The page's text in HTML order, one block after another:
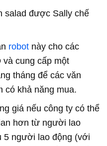
salad được Sally chế
robot này cho các
cung cấp một
tháng để các văn
có khả năng mua.
giá nếu công ty có thể
hơn từ người lao
5 người lao động (với